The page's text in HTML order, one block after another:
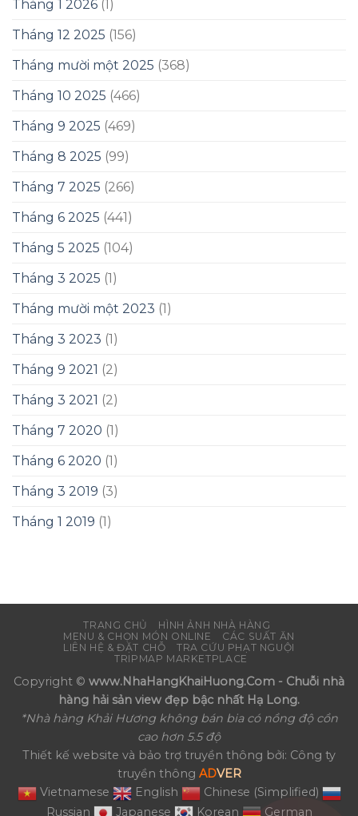
Tháng 1 2026 (1)
Tháng 12 2025 (156)
Tháng mười một 2025 (368)
Tháng 10 2025 (466)
Tháng 9 2025 (469)
Tháng 8 2025 (99)
Tháng 7 2025 (266)
Tháng 6 2025 (441)
Tháng 5 2025 (104)
Tháng 3 2025 (1)
Tháng mười một 2023 (1)
Tháng 3 2023 (1)
Tháng 9 2021 (2)
Tháng 3 2021 (2)
Tháng 7 2020 (1)
Tháng 6 2020 (1)
Tháng 3 2019 (3)
Tháng 1 2019 (1)
TRANG CHỦ
HÌNH ẢNH NHÀ HÀNG
MENU & CHỌN MÓN ONLINE
CÁC SUẤT ĂN
LIÊN HỆ & ĐẶT CHỖ
TRA CỨU PHẠT NGUỘI
TRIPMAP MARKETPLACE
Copyright © www.NhaHangKhaiHuong.Com - Chuỗi nhà
hàng hải sản view đẹp bậc nhất Hạ Long.
*Nhà hàng Khải Hương không bán bia có nồng độ cồn
cao hơn 5.5 độ
Thiết kế website và bảo trợ truyền thông bởi: Công ty
truyền thông ADVER
Vietnamese
English
Chinese (Simplified)
Russian
Japanese Korean German